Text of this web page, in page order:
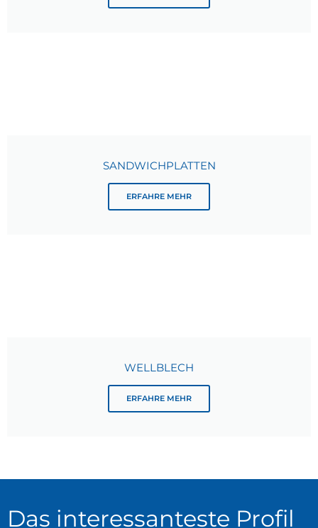
SANDWICHPLATTEN
ERFAHRE MEHR
WELLBLECH
ERFAHRE MEHR
Das interessanteste Profil